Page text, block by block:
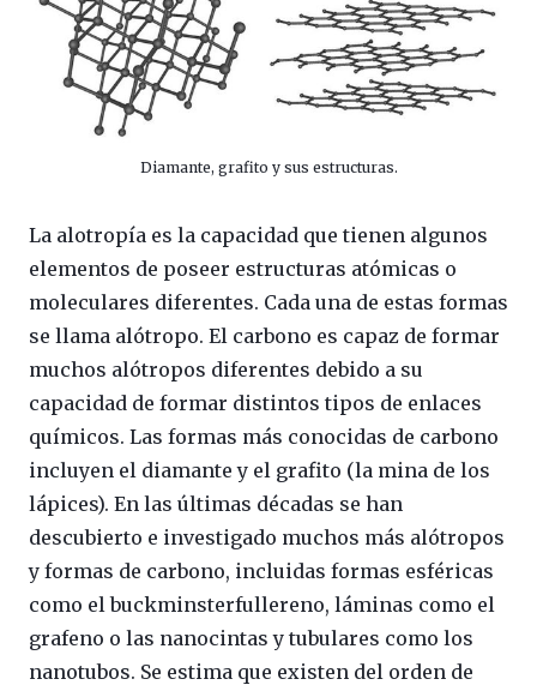
Diamante, grafito y sus estructuras.
La alotropía es la capacidad que tienen algunos
elementos de poseer estructuras atómicas o
moleculares diferentes. Cada una de estas formas
se llama alótropo. El carbono es capaz de formar
muchos alótropos diferentes debido a su
capacidad de formar distintos tipos de enlaces
químicos. Las formas más conocidas de carbono
incluyen el diamante y el grafito (la mina de los
lápices). En las últimas décadas se han
descubierto e investigado muchos más alótropos
y formas de carbono, incluidas formas esféricas
como el buckminsterfullereno, láminas como el
grafeno o las nanocintas y tubulares como los
nanotubos. Se estima que existen del orden de